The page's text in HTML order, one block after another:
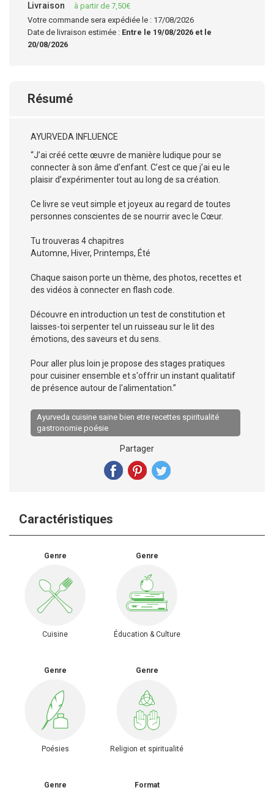
Livraison
à partir de 7,50€
Votre commande sera expédiée le : 17/08/2026
Date de livraison estimée : Entre le 19/08/2026 et le
20/08/2026
Résumé
AYURVEDA INFLUENCE
“J’ai créé cette œuvre de manière ludique pour se
connecter à son âme d’enfant. C’est ce que j’ai eu le
plaisir d’expérimenter tout au long de sa création.
Ce livre se veut simple et joyeux au regard de toutes
personnes conscientes de se nourrir avec le Cœur.
Tu trouveras 4 chapitres
Automne, Hiver, Printemps, Été
Chaque saison porte un thème, des photos, recettes et
des vidéos à connecter en flash code.
Découvre en introduction un test de constitution et
laisses-toi serpenter tel un ruisseau sur le lit des
émotions, des saveurs et du sens.
Pour aller plus loin je propose des stages pratiques
pour cuisiner ensemble et s'offrir un instant qualitatif
de présence autour de l'alimentation.”
Ayurveda cuisine saine bien etre recettes spiritualité
gastronomie poésie
Partager
Caractéristiques
Genre
Cuisine
Genre
Éducation & Culture
Genre
Poésies
Genre
Religion et spiritualité
Genre Format